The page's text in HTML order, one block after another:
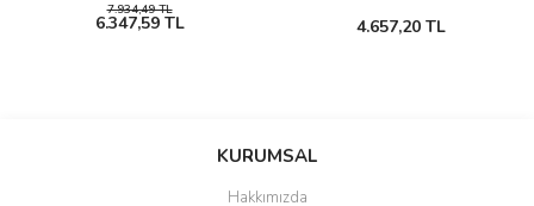
7.934,49 TL
6.347,59 TL 4.657,20 TL
KURUMSAL
Hakkımızda